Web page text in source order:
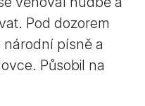
Pod dozorem
národní písně a
Působil na